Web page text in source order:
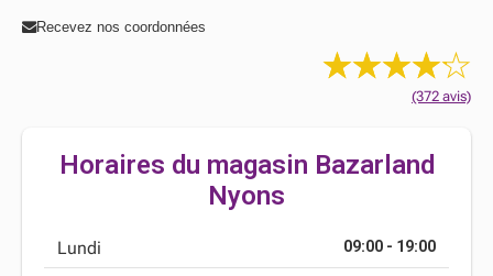
Recevez nos coordonnées
(372 avis)
Horaires du magasin Bazarland
Nyons
Lundi 09:00 - 19:00